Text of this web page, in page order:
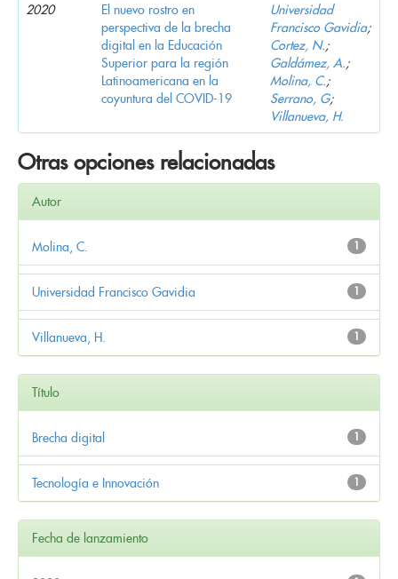
2020
El nuevo rostro en
perspectiva de la brecha
digital en la Educación
Superior para la región
Latinoamericana en la
coyuntura del COVID-19
Universidad
Francisco Gavidia;
Cortez, N.;
Galdámez, A.;
Molina, C.;
Serrano, G;
Villanueva, H.
Otras opciones relacionadas
Autor
1
Molina, C.
1
Universidad Francisco Gavidia
1
Villanueva, H.
Título
1
Brecha digital
1
Tecnología e Innovación
Fecha de lanzamiento